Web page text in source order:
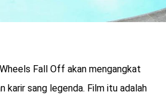
Fall Off akan mengangkat
karir sang legenda. Film itu adalah